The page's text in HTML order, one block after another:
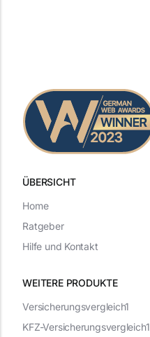
ÜBERSICHT
WEITERE PRODUKTE
Versicherungsvergleich1
KFZ-Versicherungsvergleich1
Home
Ratgeber
Hilfe und Kontakt